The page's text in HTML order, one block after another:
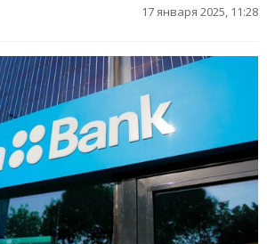
17 января 2025, 11:28